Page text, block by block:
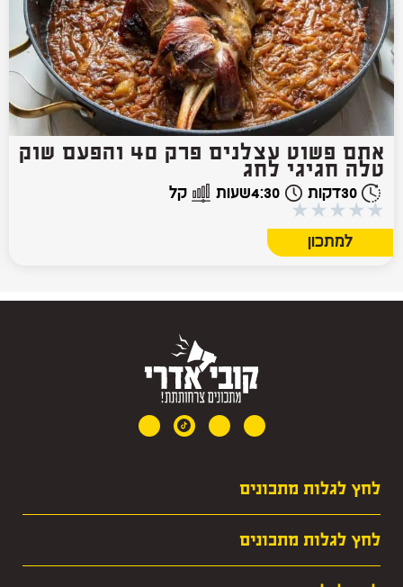
אתם פשוט עצלנים פרק 40 והפעם שוק
טלה חגיגי לחג
30דקות 4:30שעות קל
★
★
★
★
★
למתכון
לחץ לגלות מתכונים
לחץ לגלות מתכונים